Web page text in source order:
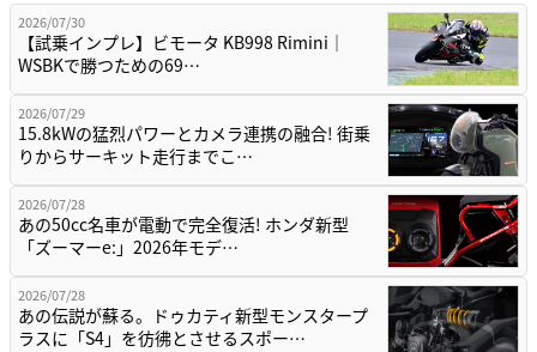
2026/07/30
【試乗インプレ】ビモータ KB998 Rimini｜
WSBKで勝つための69…
2026/07/29
15.8kWの猛烈パワーとカメラ連携の融合! 街乗
りからサーキット走行までこ…
2026/07/28
あの50cc名車が電動で完全復活! ホンダ新型
「ズーマーe:」2026年モデ…
2026/07/28
あの伝説が蘇る。ドゥカティ新型モンスタープ
ラスに「S4」を彷彿とさせるスポー…